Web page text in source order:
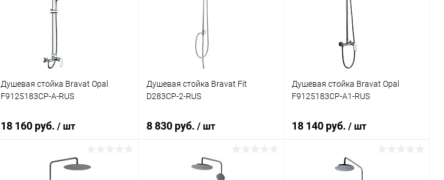
В избранное В избранное
Душевая стойка Bravat Opal
F9125183CP-A-RUS
18 160 руб. / шт
Душевая стойка Bravat Fit
D283CP-2-RUS
8 830 руб. / шт
В корзину
Душевая стойка Bravat Opal
F9125183CP-A1-RUS
18 140 руб./ шт
В корзину